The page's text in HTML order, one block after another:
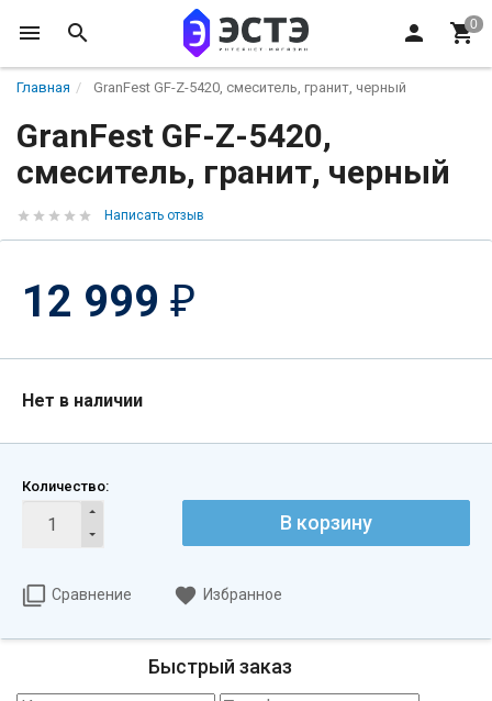
Главная GranFest GF-Z-5420, смеситель, гранит, черный
GranFest GF-Z-5420,
смеситель, гранит, черный
Написать отзыв
12 999 ₽
Нет в наличии
Количество:
В корзину
Сравнение Избранное
Быстрый заказ